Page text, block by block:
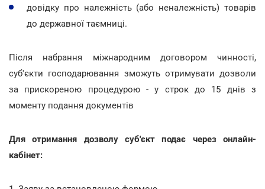
довідку про належність (або неналежність) товарів
до державної таємниці.
Після набрання міжнародним договором чинності,
суб'єкти господарювання зможуть отримувати дозволи
за прискореною процедурою - у строк до 15 днів з
моменту подання документів
Для отримання дозволу суб'єкт подає через онлайн-
кабінет: